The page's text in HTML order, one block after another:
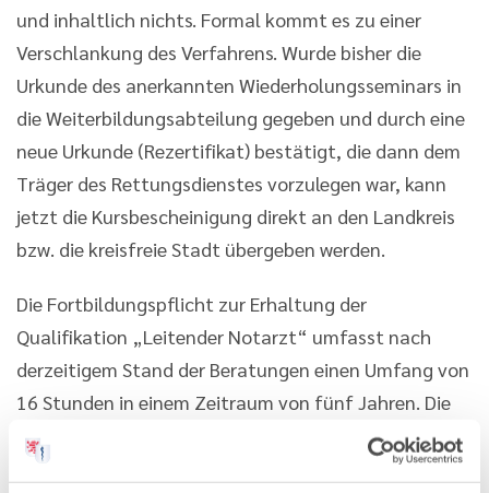
und inhaltlich nichts. Formal kommt es zu einer
Verschlankung des Verfahrens. Wurde bisher die
Urkunde des anerkannten Wiederholungsseminars in
die Weiterbildungsabteilung gegeben und durch eine
neue Urkunde (Rezertifikat) bestätigt, die dann dem
Träger des Rettungsdienstes vorzulegen war, kann
jetzt die Kursbescheinigung direkt an den Landkreis
bzw. die kreisfreie Stadt übergeben werden.
Die Fortbildungspflicht zur Erhaltung der
Qualifikation „Leitender Notarzt“ umfasst nach
derzeitigem Stand der Beratungen einen Umfang von
16 Stunden in einem Zeitraum von fünf Jahren. Die
Fortbildung muss durch die Teilnahme an von der
Landesärztekammer Hessen anerkannten